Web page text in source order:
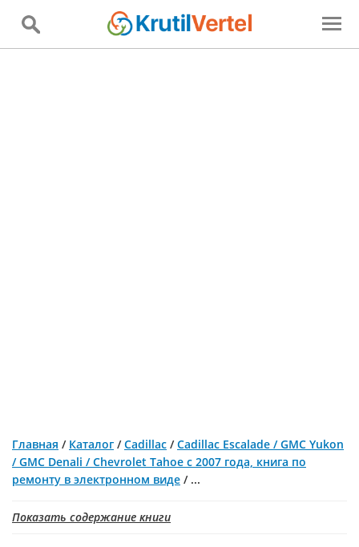
Главная / Каталог /Cadillac /Cadillaс Escalade / GMC Yukon
/ GMC Denali / Chevrolet Tahoe с 2007 года, книга по
ремонту в электронном виде / ...
Показать содержание книги